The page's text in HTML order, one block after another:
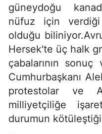
güneydoğu
nüfuz için verdiği
olduğu
Hersek'te üç halk
çabalarının sonuç
Cumhurbaşkanı
protestolar ve
milliyetçiliğe
durumun kötüleştiği